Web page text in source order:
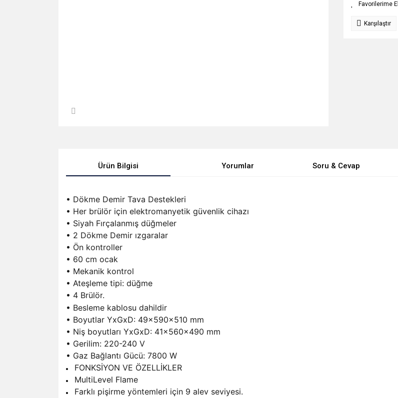
Karşılaştır
Ürün Bilgisi Yorumlar Soru & Cevap
• Dökme Demir Tava Destekleri
• Her brülör için elektromanyetik güvenlik cihazı
• Siyah Fırçalanmış düğmeler
• 2 Dökme Demir ızgaralar
• Ön kontroller
• 60 cm ocak
• Mekanik kontrol
• Ateşleme tipi: düğme
• 4 Brülör.
• Besleme kablosu dahildir
• Boyutlar YxGxD: 49x590x510 mm
• Niş boyutları YxGxD: 41x560x490 mm
• Gerilim: 220-240 V
• Gaz Bağlantı Gücü: 7800 W
FONKSİYON VE ÖZELLİKLER
MultiLevel Flame
Farklı pişirme yöntemleri için 9 alev seviyesi.